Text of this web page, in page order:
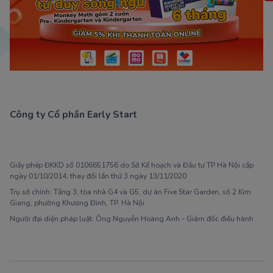
Công ty Cổ phần Early Start
Giấy phép ĐKKD số 0106651756 do Sở Kế hoạch và Đầu tư TP Hà Nội cấp
ngày 01/10/2014, thay đổi lần thứ 3 ngày 13/11/2020
Trụ sở chính: Tầng 3, tòa nhà G4 và G5, dự án Five Star Garden, số 2 Kim
Giang, phường Khương Đình, TP. Hà Nội
Người đại diện pháp luật: Ông Nguyễn Hoàng Anh - Giám đốc điều hành